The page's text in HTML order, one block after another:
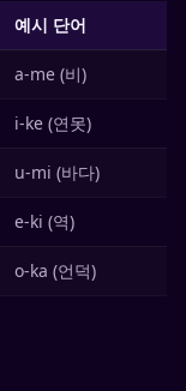
예시 단어
a-me (비)
i-ke (연못)
u-mi (바다)
e-ki (역)
o-ka (언덕)